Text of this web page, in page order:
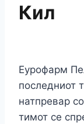
Кил
Еурофарм
последниот
натпревар
тимот се